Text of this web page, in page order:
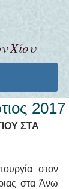
Χίου
2017
ΣΤΑ
στον
στα Άνω